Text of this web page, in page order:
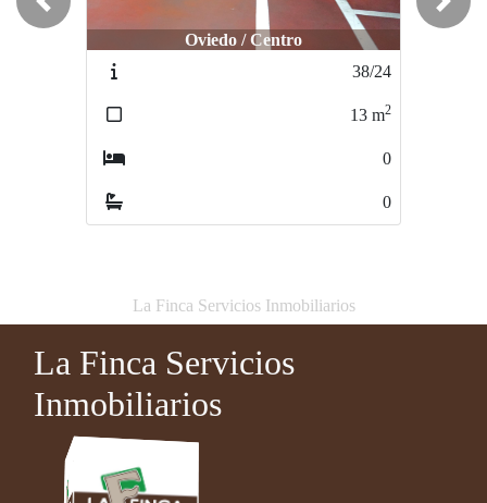
Oviedo / CentroOviedo / Centro
Previous Next
La Finca Servicios Inmobiliarios
La Finca Servicios
Inmobiliarios